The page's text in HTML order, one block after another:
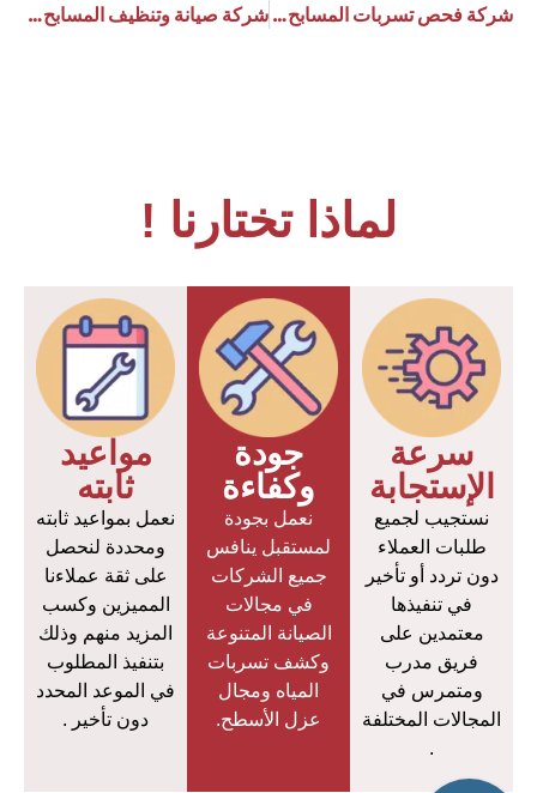
شركة فحص تسربات المسابح بجازان
شركة صيانة وتنظيف المسابح بالرياض
لماذا تختارنا !
سرعة
الإستجابة
نستجيب لجميع
طلبات العملاء
دون تردد أو تأخير
في تنفيذها
معتمدين على
فريق مدرب
ومتمرس في
المجالات المختلفة
.
جودة
وكفاءة
نعمل بجودة
لمستقبل ينافس
جميع الشركات
في مجالات
الصيانة المتنوعة
وكشف تسربات
المياه ومجال
عزل الأسطح.
مواعيد
ثابته
نعمل بمواعيد ثابته
ومحددة لنحصل
على ثقة عملاءنا
المميزين وكسب
المزيد منهم وذلك
بتنفيذ المطلوب
في الموعد المحدد
دون تأخير .